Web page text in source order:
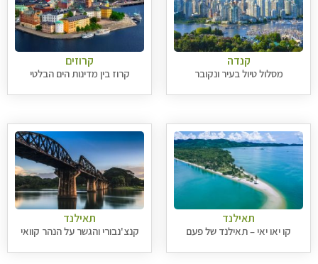
קנדה
מסלול טיול בעיר ונקובר
קרוזים
קרוז בין מדינות הים הבלטי
תאילנד
קו יאו יאי – תאילנד של פעם
תאילנד
קנצ'נבורי והגשר על הנהר קוואי